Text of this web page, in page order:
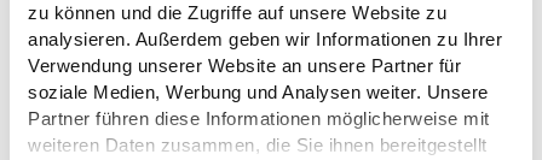
zu können und die Zugriffe auf unsere Website zu
analysieren. Außerdem geben wir Informationen zu Ihrer
Verwendung unserer Website an unsere Partner für
soziale Medien, Werbung und Analysen weiter. Unsere
Partner führen diese Informationen möglicherweise mit
weiteren Daten zusammen, die Sie ihnen bereitgestellt